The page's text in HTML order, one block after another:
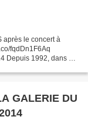
après le concert à
fqdDn1F6Aq
Depuis 1992, dans On
GALERIE DU